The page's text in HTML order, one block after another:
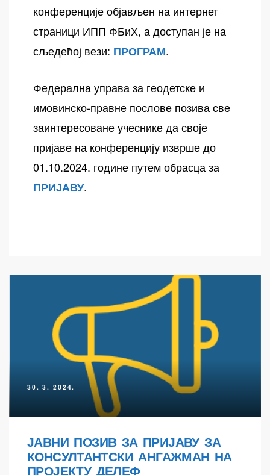
конференције објављен на интернет
страници ИПП ФБиХ, а доступан је на
сљедећој вези: ПРОГРАМ.
Федерална управа за геодетске и
имовинско-правне послове позива све
заинтересоване учеснике да своје
пријаве на конференцију изврше до
01.10.2024. године путем обрасца за
ПРИЈАВУ.
30. 3. 2024.
ЈАВНИ ПОЗИВ ЗА ПРИЈАВУ ЗА
КОНСУЛТАНТСКИ АНГАЖМАН НА
ПРОЈЕКТУ ДЕЛЕФ